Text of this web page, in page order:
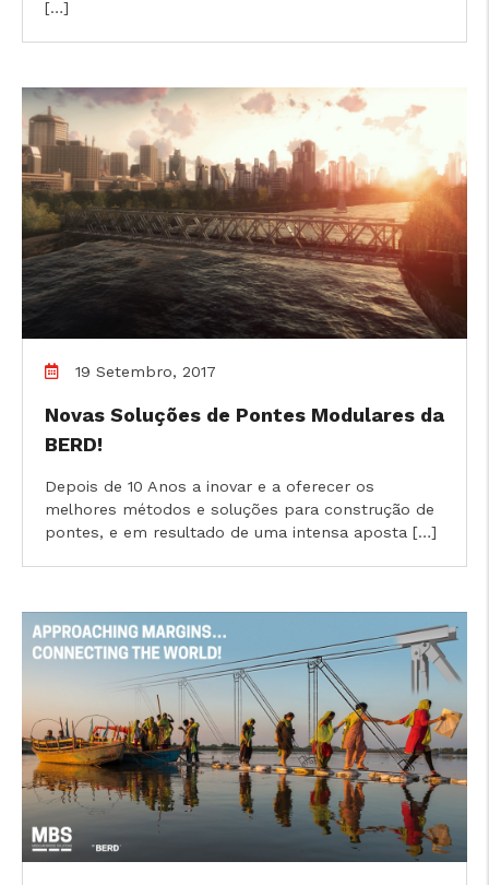
[…]
19 Setembro, 2017
Novas Soluções de Pontes Modulares da
BERD!
Depois de 10 Anos a inovar e a oferecer os
melhores métodos e soluções para construção de
pontes, e em resultado de uma intensa aposta […]